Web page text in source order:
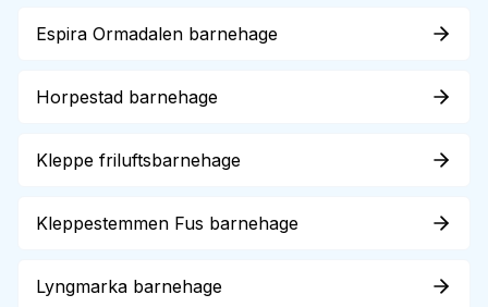
Espira Ormadalen barnehage
Horpestad barnehage
Kleppe friluftsbarnehage
Kleppestemmen Fus barnehage
Lyngmarka barnehage